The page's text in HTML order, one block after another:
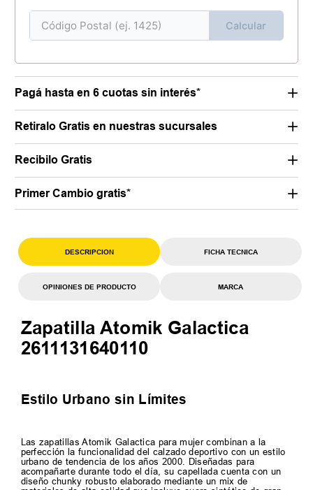
Calcular
Pagá hasta en 6 cuotas sin interés*
Retiralo Gratis en nuestras sucursales
Recibilo Gratis
Primer Cambio gratis*
DESCRIPCION FICHA TECNICA
OPINIONES DE PRODUCTO MARCA
Zapatilla Atomik Galactica
2611131640110
Estilo Urbano sin Límites
Las zapatillas Atomik Galactica para mujer combinan a la
perfección la funcionalidad del calzado deportivo con un estilo
urbano de tendencia de los años 2000. Diseñadas para
acompañarte durante todo el día, su capellada cuenta con un
diseño chunky robusto elaborado mediante un mix de